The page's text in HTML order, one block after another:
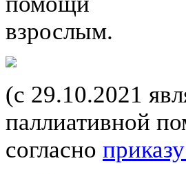
взрослым.
(с 29.10.2021
паллиативной
согласно